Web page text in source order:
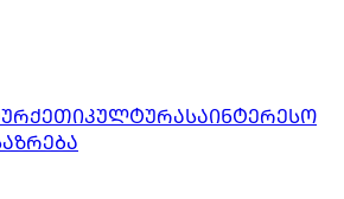
ᲙᲣᲚᲢᲣᲠᲐᲡᲐᲘᲜᲢᲔᲠᲔᲡᲝ